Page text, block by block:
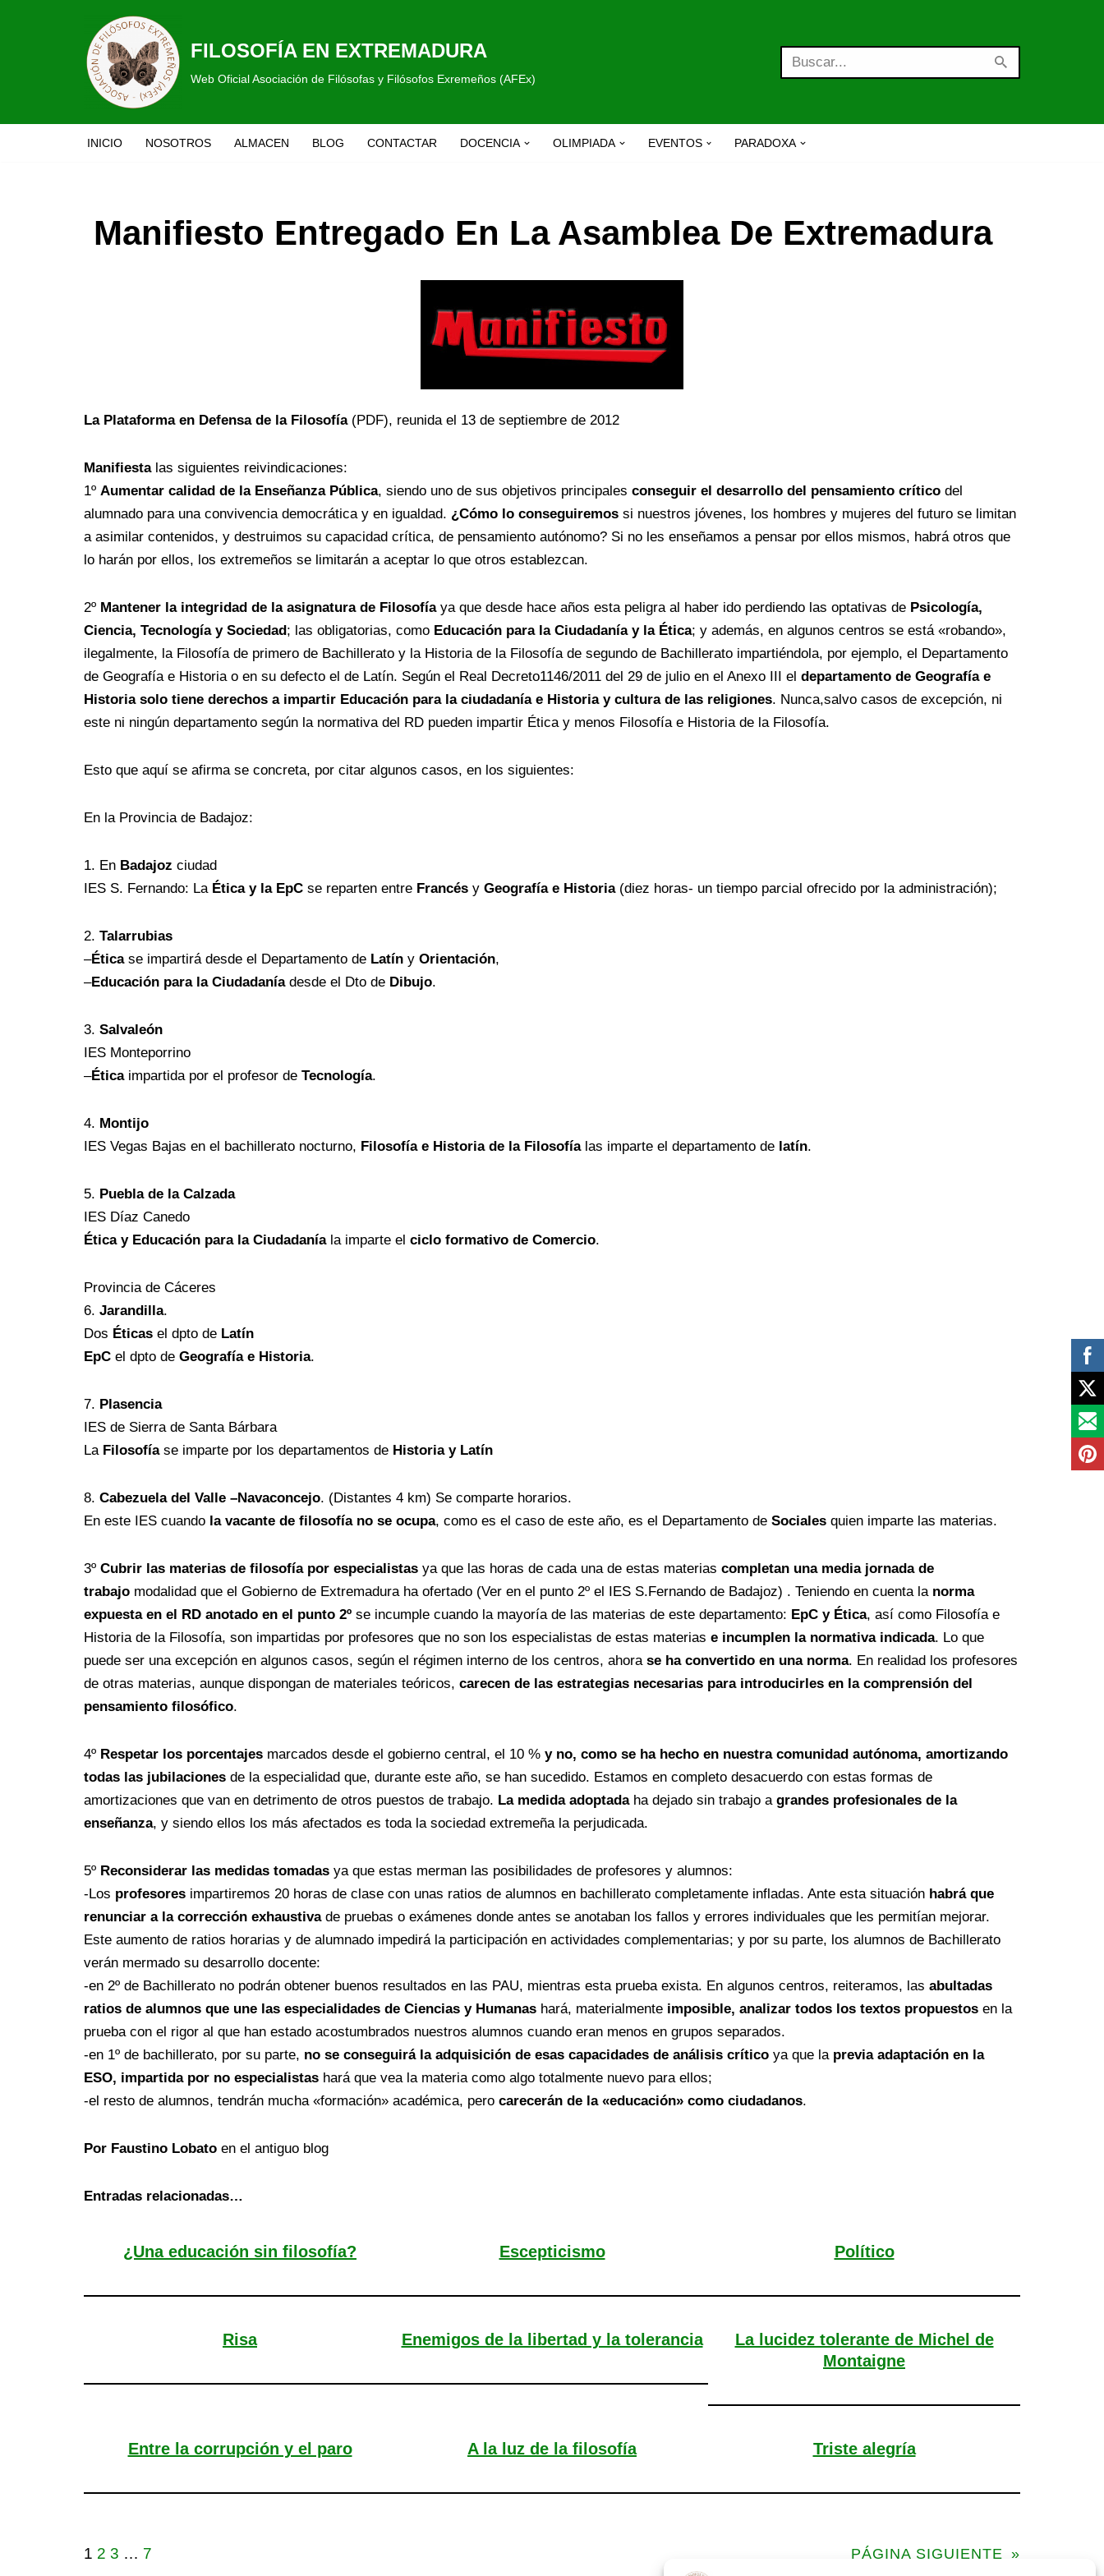
FILOSOFÍA EN EXTREMADURA
Web Oficial Asociación de Filósofas y Filósofos Exremeños (AFEx)
INICIO NOSOTROS ALMACEN BLOG CONTACTAR DOCENCIA OLIMPIADA EVENTOS PARADOXA
Manifiesto Entregado En La Asamblea De Extremadura
La Plataforma en Defensa de la Filosofía(PDF), reunida el 13 de septiembre de 2012
Manifiestalas siguientes reivindicaciones:
1º Aumentar calidad de la Enseñanza Pública, siendo uno de sus objetivos principales conseguir el desarrollo del pensamiento crítico del
alumnado para una convivencia democrática y en igualdad. ¿Cómo lo conseguiremos si nuestros jóvenes, los hombres y mujeres del futuro se limitan
a asimilar contenidos, y destruimos su capacidad crítica, de pensamiento autónomo? Si no les enseñamos a pensar por ellos mismos, habrá otros que
lo harán por ellos, los extremeños se limitarán a aceptar lo que otros establezcan.
2º Mantener la integridad de la asignatura de Filosofíaya que desde hace años esta peligra al haber ido perdiendo las optativas de Psicología,
Ciencia, Tecnología y Sociedad ; las obligatorias, como Educación para la Ciudadanía y la Ética; y además, en algunos centros se está «robando»,
ilegalmente, la Filosofía de primero de Bachillerato y la Historia de la Filosofía de segundo de Bachillerato impartiéndola, por ejemplo, el Departamento
de Geografía e Historia o en su defecto el de Latín. Según el Real Decreto1146/2011 del 29 de julio en el Anexo III el departamento de Geografía e
Historia solo tiene derechos a impartir Educación para la ciudadanía e Historia y cultura de las religiones. Nunca,salvo casos de excepción, ni
este ni ningún departamento según la normativa del RD pueden impartir Ética y menos Filosofía e Historia de la Filosofía.
Esto que aquí se afirma se concreta, por citar algunos casos, en los siguientes:
En la Provincia de Badajoz:
1. En Badajoz ciudad
IES S. Fernando: LaÉtica y la EpC se reparten entre Francés y Geografía e Historia(diez horas- un tiempo parcial ofrecido por la administración);
2. Talarrubias
–Éticase impartirá desde el Departamento de Latín y Orientación,
–Educación para la Ciudadaníadesde el Dto de Dibujo.
3. Salvaleón
IES Monteporrino
–Éticaimpartida por el profesor de Tecnología.
4. Montijo
IES Vegas Bajas en el bachillerato nocturno, Filosofía e Historia de la Filosofíalas imparte el departamento de latín.
5. Puebla de la Calzada
IES Díaz Canedo
Ética y Educación para la Ciudadaníala imparte el ciclo formativo de Comercio.
Provincia de Cáceres
6. Jarandilla.
Dos Éticas el dpto de Latín
EpC el dpto de Geografía e Historia.
7. Plasencia
IES de Sierra de Santa Bárbara
LaFilosofíase imparte por los departamentos de Historia y Latín
8. Cabezuela del Valle –Navaconcejo. (Distantes 4 km) Se comparte horarios.
En este IES cuando la vacante de filosofía no se ocupa, como es el caso de este año, es el Departamento de Sociales quien imparte las materias.
3º Cubrir las materias de filosofía por especialistas ya que las horas de cada una de estas materias completan una media jornada de
trabajo modalidad que el Gobierno de Extremadura ha ofertado (Ver en el punto 2º el IES S.Fernando de Badajoz) . Teniendo en cuenta la norma
expuesta en el RD anotado en el punto 2º se incumple cuando la mayoría de las materias de este departamento: EpC y Ética, así como Filosofía e
Historia de la Filosofía, son impartidas por profesores que no son los especialistas de estas materias e incumplen la normativa indicada. Lo que
puede ser una excepción en algunos casos, según el régimen interno de los centros, ahora se ha convertido en una norma. En realidad los profesores
de otras materias, aunque dispongan de materiales teóricos, carecen de las estrategias necesarias para introducirles en la comprensión del
pensamiento filosófico.
4º Respetar los porcentajes marcados desde el gobierno central, el 10 % y no, como se ha hecho en nuestra comunidad autónoma, amortizando
todas las jubilaciones de la especialidad que, durante este año, se han sucedido. Estamos en completo desacuerdo con estas formas de
amortizaciones que van en detrimento de otros puestos de trabajo. La medida adoptadaha dejado sin trabajo a grandes profesionales de la
enseñanza, y siendo ellos los más afectados es toda la sociedad extremeña la perjudicada.
5º Reconsiderar las medidas tomadas ya que estas merman las posibilidades de profesores y alumnos:
-Los profesores impartiremos 20 horas de clase con unas ratios de alumnos en bachillerato completamente infladas. Ante esta situación habrá que
renunciar a la corrección exhaustivade pruebas o exámenes donde antes se anotaban los fallos y errores individuales que les permitían mejorar.
Este aumento de ratios horarias y de alumnado impedirá la participación en actividades complementarias; y por su parte, los alumnos de Bachillerato
verán mermado su desarrollo docente:
-en 2º de Bachillerato no podrán obtener buenos resultados en las PAU, mientras esta prueba exista. En algunos centros, reiteramos, las abultadas
ratios de alumnos que une las especialidades de Ciencias y Humanas hará, materialmente imposible, analizar todos los textos propuestos en la
prueba con el rigor al que han estado acostumbrados nuestros alumnos cuando eran menos en grupos separados.
-en 1º de bachillerato, por su parte, no se conseguirá la adquisición de esas capacidades de análisis crítico ya que la previa adaptación en la
ESO, impartida por no especialistas hará que vea la materia como algo totalmente nuevo para ellos;
-el resto de alumnos, tendrán mucha «formación» académica, pero carecerán de la «educación» como ciudadanos.
Por Faustino Lobato en el antiguo blog
Entradas relacionadas…
¿Una educación sin filosofía? Escepticismo Político
Risa Enemigos de la libertad y la tolerancia
La lucidez tolerante de Michel de
Montaigne
Entre la corrupción y el paro A la luz de la filosofía Triste alegría
1 2 3 … 7 PÁGINA SIGUIENTE »